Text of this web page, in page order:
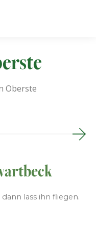
Oberste
lass ihn fliegen.